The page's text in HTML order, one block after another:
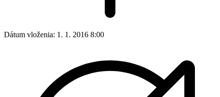
Dátum vloženia: 1. 1. 2016 8:00